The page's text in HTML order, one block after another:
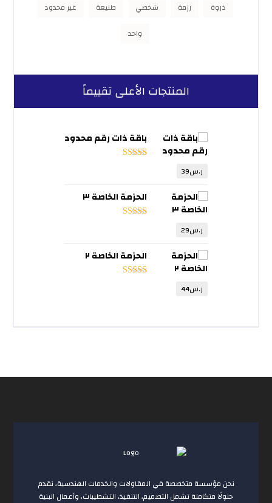
ذروة
رزمة شخصي طليعة
غير محدود
واحد
المنتجات الأعلى تقييماً
باقة ذات رقم محدود
ر.س39
الحزمة الخاصة ٣
ر.س29
الحزمة الخاصة ٢
ر.س44
نحن مؤسسة متخصصة في المقاولات والخدمات الهندسية، نقدم
حلولًا متكاملة تشمل التصميم، التنفيذ، التشطيبات، وأعمال البنية